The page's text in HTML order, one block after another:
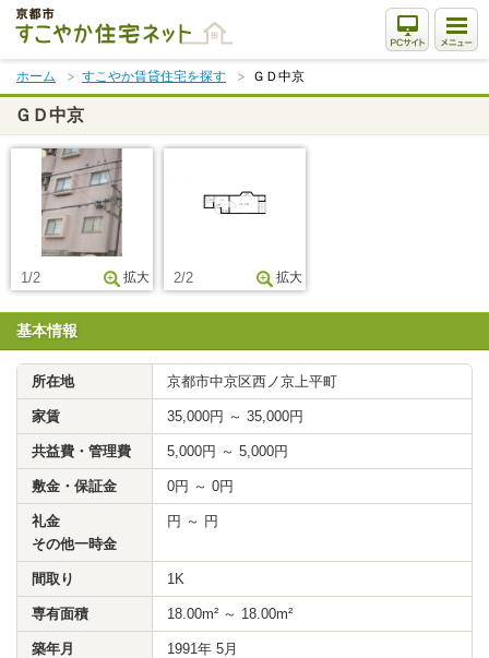
本
文
ま
で
ス
キ
ホーム すこやか賃貸住宅を探す ＧＤ中京
ＧＤ中京
1/2 拡大 2/2 拡大
基本情報
所在地 京都市中京区西ノ京上平町
家賃 35,000円 ～ 35,000円
共益費・管理費 5,000円 ～ 5,000円
敷金・保証金 0円 ～ 0円
礼金
その他一時金
円 ～ 円
間取り 1K
専有面積 18.00m² ～ 18.00m²
築年月 1991年 5月